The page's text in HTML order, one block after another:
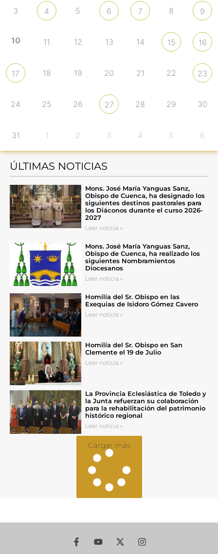
3 4 5 6 7 8 9
10 11 12 13 14 15 16
17 18 19 20 21 22 23
24 25 26 27 28 29 30
31 1 2 3 4 5 6
ÚLTIMAS NOTICIAS
Mons. José María Yanguas Sanz,
Obispo de Cuenca, ha designado los
siguientes destinos pastorales para
los Diáconos durante el curso 2026-
2027
Leer noticia »
Mons. José María Yanguas Sanz,
Obispo de Cuenca, ha realizado los
siguientes Nombramientos
Diocesanos
Leer noticia »
Homilía del Sr. Obispo en las
Exequias de Isidoro Gómez Cavero
Leer noticia »
Homilía del Sr. Obispo en San
Clemente el 19 de Julio
Leer noticia »
La Provincia Eclesiástica de Toledo y
la Junta refuerzan su colaboración
para la rehabilitación del patrimonio
histórico regional
Leer noticia »
Cargar más